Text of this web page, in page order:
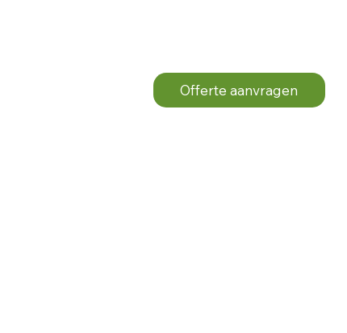
Offerte aanvragen